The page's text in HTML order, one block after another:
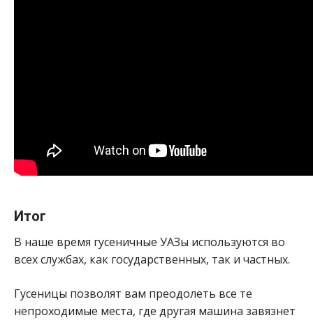
Итог
В наше время гусеничные УАЗы используются во
всех службах, как государственных, так и частных.
Гусеницы позволят вам преодолеть все те
непроходимые места, где другая машина завязнет